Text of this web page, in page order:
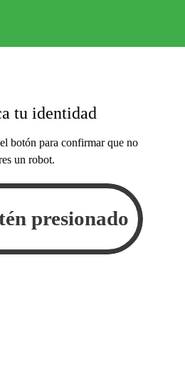
tu identidad
botón para confirmar que no
un robot.